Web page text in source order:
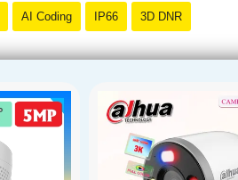
AI Coding IP66 3D DNR